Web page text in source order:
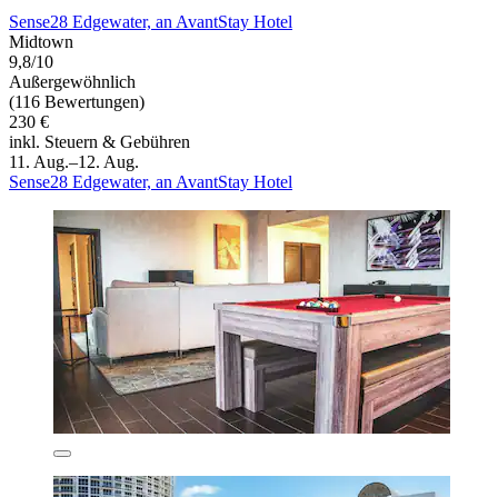
Sense28 Edgewater, an AvantStay Hotel
Midtown
9,8/10
Außergewöhnlich
(116 Bewertungen)
230 €
inkl. Steuern & Gebühren
11. Aug.–12. Aug.
Sense28 Edgewater, an AvantStay Hotel